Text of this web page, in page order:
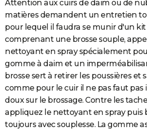
Attention aux cuirs de daim ou de
matières demandent un entretien
pour lequel il faudra se munir d'un
comprenant une brosse souple,
nettoyant en spray spécialement
gomme à daim et un
brosse sert à retirer les poussières et
comme pour le cuir il ne pas faut pas
doux sur le brossage. Contre les
appliquez le nettoyant en spray puis
toujours avec souplesse. La gomme